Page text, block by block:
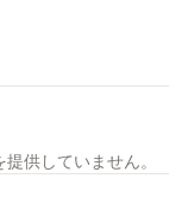
供していません。